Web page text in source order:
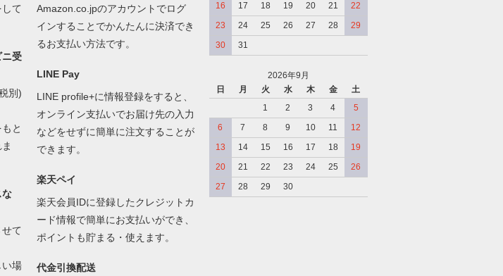
て
ニ受
別)
と
な
て
い場
Amazon.co.jpのアカウントでログ
インすることでかんたんに決済でき
るお支払い方法です。
LINE Pay
LINE profile+に情報登録をすると、
オンライン支払いでお届け先の入力
などをせずに簡単に注文することが
できます。
楽天ペイ
楽天会員IDに登録したクレジットカ
ード情報で簡単にお支払いができ、
ポイントも貯まる・使えます。
代金引換配送
16
17 18 19 20 21
22
23
24 25 26 27 28
29
30
31
2026年9月
日
月 火 水 木 金
土
1
2 3 4
5
6
7 8 9 10 11
12
13
14 15 16 17 18
19
20
21 22 23 24 25
26
27
28 29 30